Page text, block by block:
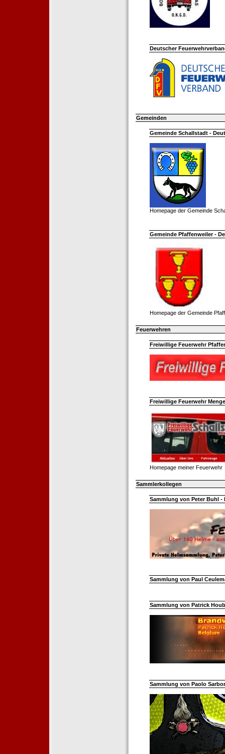
Deutscher
Gemeinden
Gemeinde Schallstadt -
Homepage der Gemeinde
Gemeinde Pfaffenweiler -
Homepage der Gemeinde
Feuerwehren
Freiwillige Feuerwehr
Freiwillige Feuerwehr
Homepage meiner Feuerwehr
Sammlerkollegen
Sammlung von Peter Buhl -
Sammlung von Paul
Sammlung von Patrick
Sammlung von Paolo